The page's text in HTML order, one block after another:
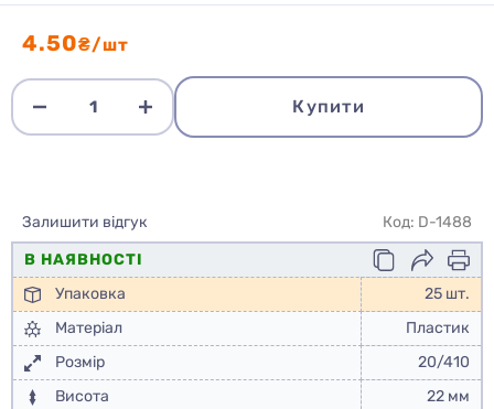
4.50₴/шт
Купити
Залишити відгук
Код: D-1488
В НАЯВНОСТІ
Упаковка
25 шт.
Матеріал
Пластик
Розмір
20/410
Висота
22 мм